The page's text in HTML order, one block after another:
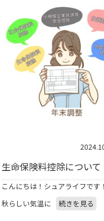
生命保険料控除について
こんにちは！シュアライフです
秋らしい気温に
続きを見る